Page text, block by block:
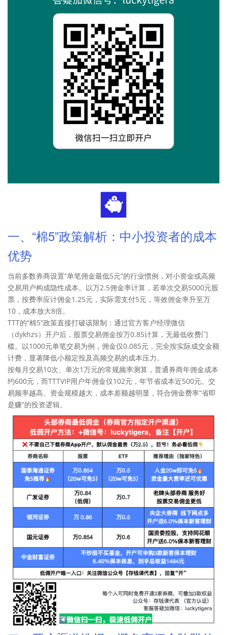
一、“棉5”政策解析：中小投资者的成本
优势
当前多数券商设置“单笔佣金最低5元”的行业惯例，对小资金或高频
交易用户构成隐性成本。以万2.5佣金率计算，若单次交易5000元股
票，按费率应计佣金1.25元，实际需支付5元，等效佣金率升至万
10，成本放大8倍。
TTT的“棉5”政策直接打破该限制：通过官方客户经理微信
（dykhzs）开户后，股票交易佣金按万0.85计算，无最低收费门
槛。以1000元单笔交易为例，佣金仅0.085元，完全按实际成交金额
计费，显著降低小额定投及高频交易的成本压力。
按每月交易10次、单次1万元的常规频率测算，普通券商年佣金成本
约600元，而TTTVIP用户年佣金仅102元，年节省成本近500元。交
易频率越高、资金规模越大，成本差额越明显，符合佣金费率“省即
是赚”的投资逻辑。